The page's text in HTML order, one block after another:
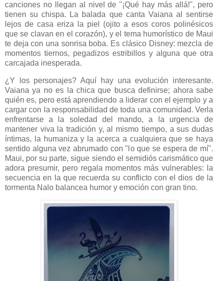
canciones no llegan al nivel de "¡Qué hay más allá!", pero
tienen su chispa. La balada que canta Vaiana al sentirse
lejos de casa eriza la piel (ojito a esos coros polinésicos
que se clavan en el corazón), y el tema humorístico de Maui
te deja con una sonrisa boba. Es clásico Disney: mezcla de
momentos tiernos, pegadizos estribillos y alguna que otra
carcajada inesperada.
¿Y los personajes? Aquí hay una evolución interesante.
Vaiana ya no es la chica que busca definirse; ahora sabe
quién es, pero está aprendiendo a liderar con el ejemplo y a
cargar con la responsabilidad de toda una comunidad. Verla
enfrentarse a la soledad del mando, a la urgencia de
mantener viva la tradición y, al mismo tiempo, a sus dudas
íntimas, la humaniza y la acerca a cualquiera que se haya
sentido alguna vez abrumado con "lo que se espera de mí".
Maui, por su parte, sigue siendo el semidiós carismático que
adora presumir, pero regala momentos más vulnerables: la
secuencia en la que recuerda su conflicto con el dios de la
tormenta Nalo balancea humor y emoción con gran tino.